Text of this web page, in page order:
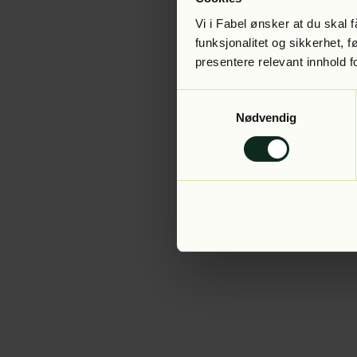
Vi i Fabel ønsker at du skal
funksjonalitet og sikkerhet,
presentere relevant innhold
Nødvendig
Application